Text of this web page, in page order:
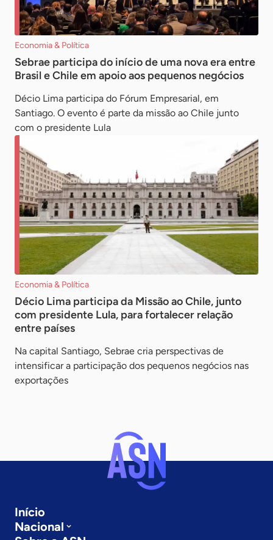
Economia & Política
Sebrae participa do início de uma nova era entre
Brasil e Chile em apoio aos pequenos negócios
Décio Lima participa do Fórum Empresarial, em
Santiago. O evento é parte da missão ao Chile junto
com o presidente Lula
Economia & Política
Décio Lima participa da Missão ao Chile, junto
com presidente Lula, para fortalecer relação
entre países
Na capital Santiago, Sebrae cria perspectivas de
intensificar a participação dos pequenos negócios nas
exportações
Início
Nacional